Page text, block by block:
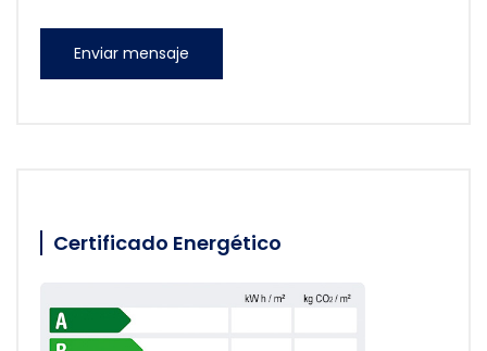
Enviar mensaje
Certificado Energético